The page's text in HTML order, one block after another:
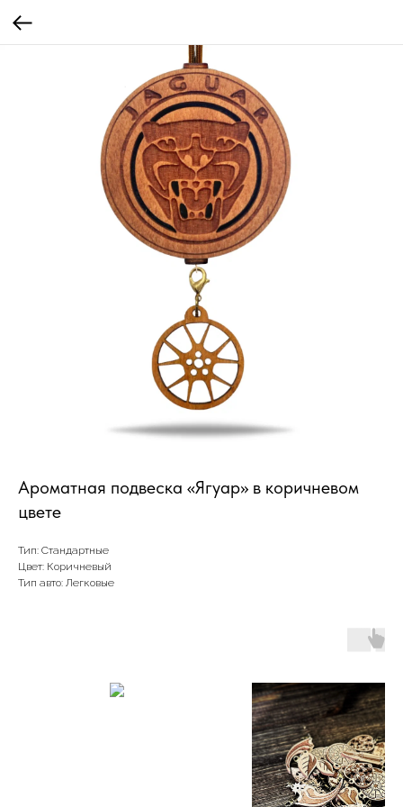
Ароматная подвеска «Ягуар» в коричневом
цвете
Тип: Стандартные
Цвет: Коричневый
Тип авто: Легковые